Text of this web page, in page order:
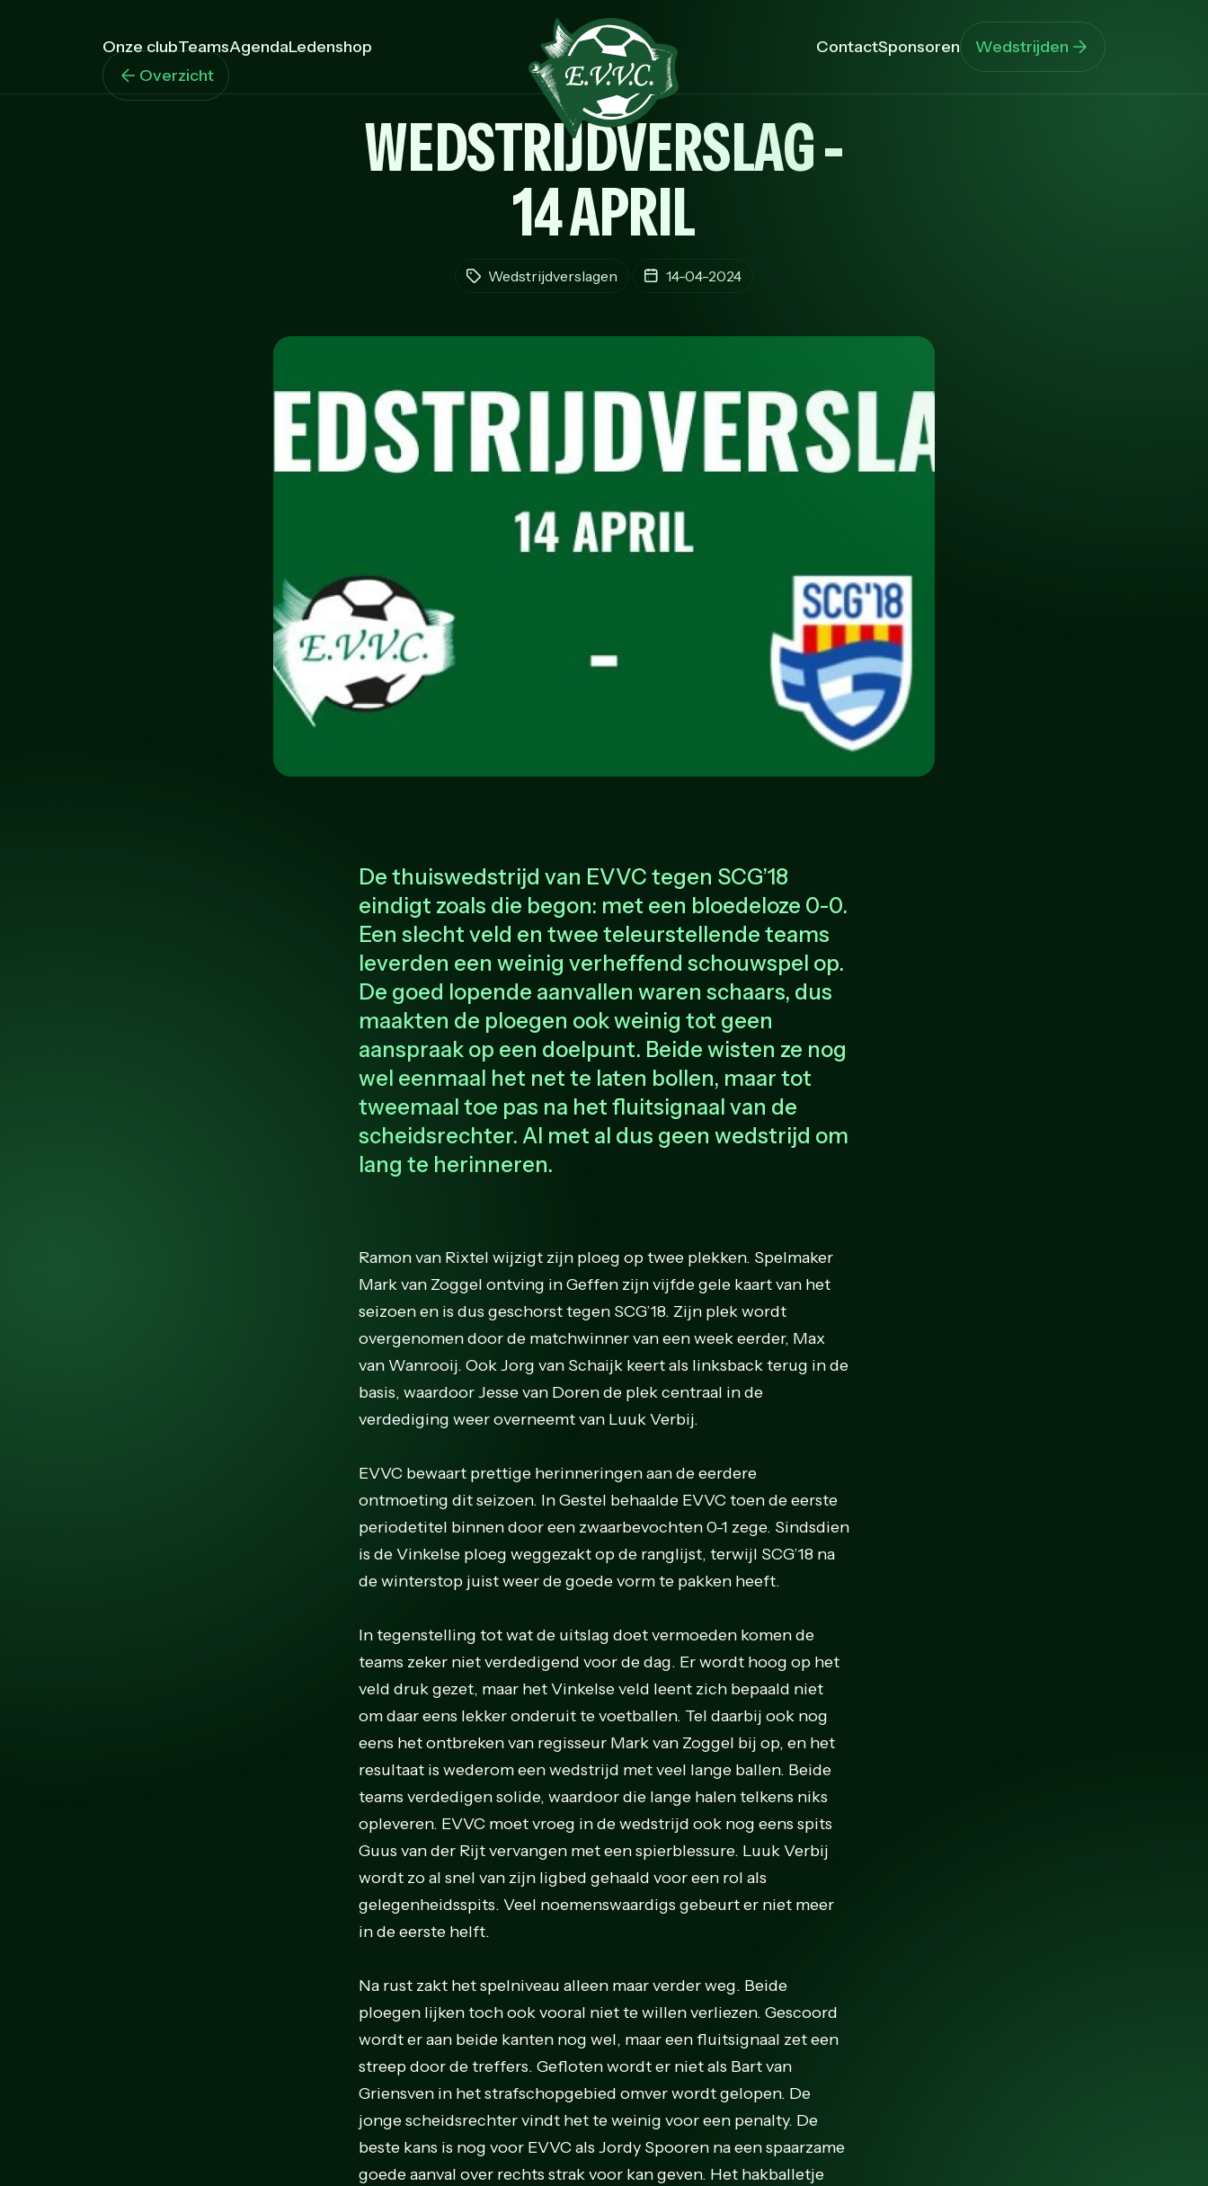
Onze clubTeamsAgendaLedenshop ContactSponsoren
Wedstrijden
Overzicht
WEDSTRIJDVERSLAG -
14 APRIL
Wedstrijdverslagen 14-04-2024
De thuiswedstrijd van EVVC tegen SCG’18
eindigt zoals die begon: met een bloedeloze 0-0.
Een slecht veld en twee teleurstellende teams
leverden een weinig verheffend schouwspel op.
De goed lopende aanvallen waren schaars, dus
maakten de ploegen ook weinig tot geen
aanspraak op een doelpunt. Beide wisten ze nog
wel eenmaal het net te laten bollen, maar tot
tweemaal toe pas na het fluitsignaal van de
scheidsrechter. Al met al dus geen wedstrijd om
lang te herinneren.
Ramon van Rixtel wijzigt zijn ploeg op twee plekken. Spelmaker
Mark van Zoggel ontving in Geffen zijn vijfde gele kaart van het
seizoen en is dus geschorst tegen SCG’18. Zijn plek wordt
overgenomen door de matchwinner van een week eerder, Max
van Wanrooij. Ook Jorg van Schaijk keert als linksback terug in de
basis, waardoor Jesse van Doren de plek centraal in de
verdediging weer overneemt van Luuk Verbij.
EVVC bewaart prettige herinneringen aan de eerdere
ontmoeting dit seizoen. In Gestel behaalde EVVC toen de eerste
periodetitel binnen door een zwaarbevochten 0-1 zege. Sindsdien
is de Vinkelse ploeg weggezakt op de ranglijst, terwijl SCG’18 na
de winterstop juist weer de goede vorm te pakken heeft.
In tegenstelling tot wat de uitslag doet vermoeden komen de
teams zeker niet verdedigend voor de dag. Er wordt hoog op het
veld druk gezet, maar het Vinkelse veld leent zich bepaald niet
om daar eens lekker onderuit te voetballen. Tel daarbij ook nog
eens het ontbreken van regisseur Mark van Zoggel bij op, en het
resultaat is wederom een wedstrijd met veel lange ballen. Beide
teams verdedigen solide, waardoor die lange halen telkens niks
opleveren. EVVC moet vroeg in de wedstrijd ook nog eens spits
Guus van der Rijt vervangen met een spierblessure. Luuk Verbij
wordt zo al snel van zijn ligbed gehaald voor een rol als
gelegenheidsspits. Veel noemenswaardigs gebeurt er niet meer
in de eerste helft.
Na rust zakt het spelniveau alleen maar verder weg. Beide
ploegen lijken toch ook vooral niet te willen verliezen. Gescoord
wordt er aan beide kanten nog wel, maar een fluitsignaal zet een
streep door de treffers. Gefloten wordt er niet als Bart van
Griensven in het strafschopgebied omver wordt gelopen. De
jonge scheidsrechter vindt het te weinig voor een penalty. De
beste kans is nog voor EVVC als Jordy Spooren na een spaarzame
goede aanval over rechts strak voor kan geven. Het hakballetje